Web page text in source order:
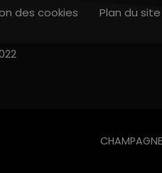
des cookies Plan du site